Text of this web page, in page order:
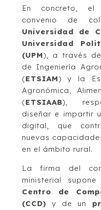
En concreto, el
convenio de
Universidad de
Universidad
(UPM), a través
de Ingeniería
(ETSIAM) y la
Agronómica,
(ETSIAAB),
diseñar e impartir
digital, que
nuevas
en el ámbito rural.
La firma del
ministerial
Centro de
(CCD) y de un